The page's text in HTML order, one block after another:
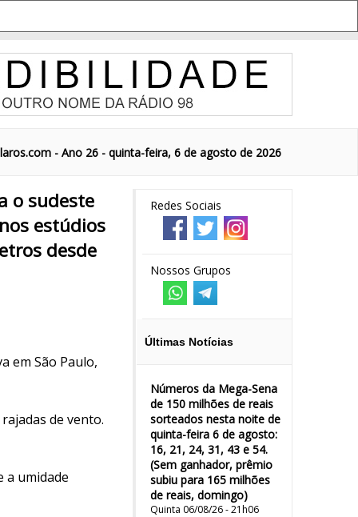
- Ano 26 - quinta-feira, 6 de agosto de 2026
Redes Sociais
Nossos Grupos
Últimas Notícias
Números da Mega-Sena
de 150 milhões de reais
sorteados nesta noite de
quinta-feira 6 de agosto:
16, 21, 24, 31, 43 e 54.
(Sem ganhador, prêmio
subiu para 165 milhões
de reais, domingo)
Quinta 06/08/26 - 21h06
o sudeste
estúdios
desde
em São Paulo,
de vento.
a umidade